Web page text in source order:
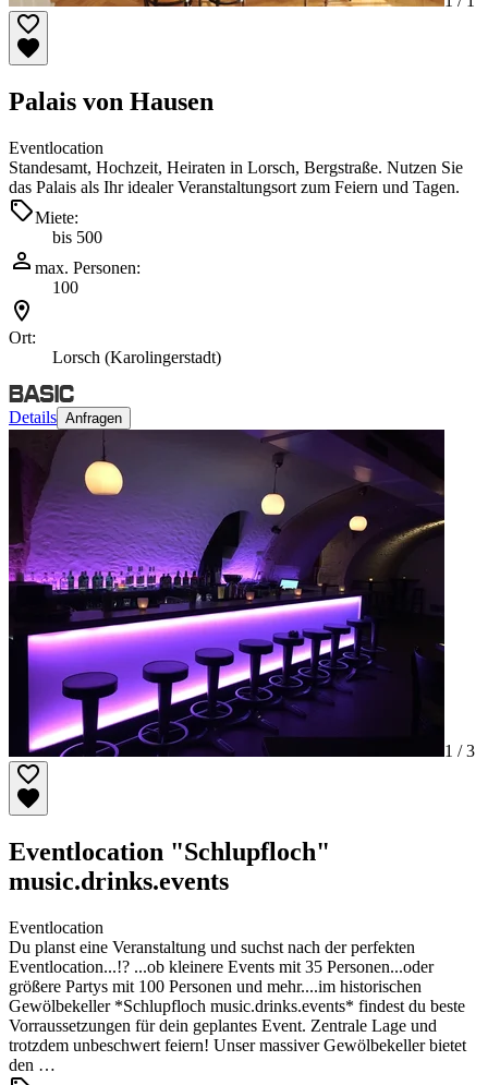
Palais von Hausen
Eventlocation
Standesamt, Hochzeit, Heiraten in Lorsch, Bergstraße. Nutzen Sie
das Palais als Ihr idealer Veranstaltungsort zum Feiern und Tagen.
Miete:
bis 500
max. Personen:
100
Ort:
Lorsch (Karolingerstadt)
Details Anfragen
1 /3
Eventlocation "Schlupfloch"
music.drinks.events
Eventlocation
Du planst eine Veranstaltung und suchst nach der perfekten
Eventlocation...!? ...ob kleinere Events mit 35 Personen...oder
größere Partys mit 100 Personen und mehr....im historischen
Gewölbekeller *Schlupfloch music.drinks.events* findest du beste
Vorraussetzungen für dein geplantes Event. Zentrale Lage und
trotzdem unbeschwert feiern! Unser massiver Gewölbekeller bietet
den …